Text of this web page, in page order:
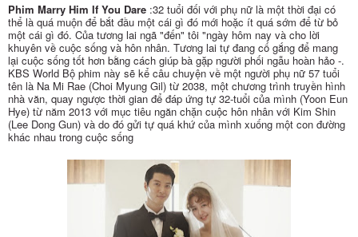
Phim Marry Him If You Dare :32 tuổi đối với phụ nữ là một thời đại có
thể là quá muộn để bắt đầu một cái gì đó mới hoặc ít quá sớm để từ bỏ
một cái gì đó. Của tương lai ngã "đến" tôi "ngày hôm nay và cho lời
khuyên về cuộc sống và hôn nhân. Tương lai tự đang cố gắng để mang
lại cuộc sống tốt hơn bằng cách giúp bà gặp người phối ngẫu hoàn hảo -.
KBS World Bộ phim này sẽ kể câu chuyện về một người phụ nữ 57 tuổi
tên là Na Mi Rae (Choi Myung Gil) từ 2038, một chương trình truyền hình
nhà văn, quay ngược thời gian để đáp ứng tự 32-tuổi của mình (Yoon Eun
Hye) từ năm 2013 với mục tiêu ngăn chặn cuộc hôn nhân với Kim Shin
(Lee Dong Gun) và do đó gửi tự quá khứ của mình xuống một con đường
khác nhau trong cuộc sống